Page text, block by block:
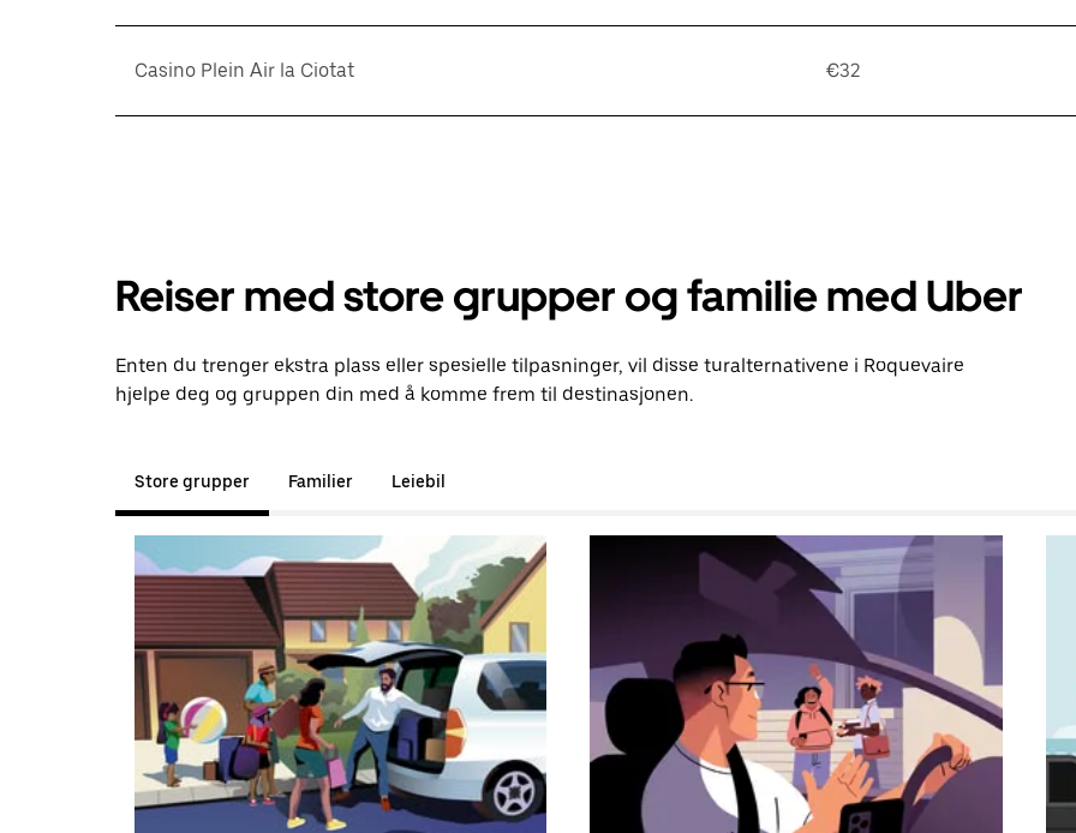
Casino Plein Air la Ciotat €32
Reiser med store grupper og familie med Uber
Enten du trenger ekstra plass eller spesielle tilpasninger, vil disse turalternativene i Roquevaire
hjelpe deg og gruppen din med å komme frem til destinasjonen.
Store grupper Familier Leiebil